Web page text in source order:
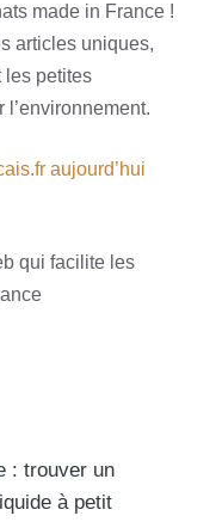
made in France !
articles uniques,
les petites
l’environnement.
aujourd’hui
qui facilite les
: trouver un
à petit